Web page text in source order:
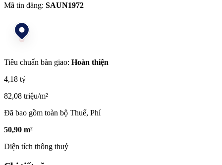
Mã tin đăng: SAUN1972
Tiêu chuẩn bàn giao: Hoàn thiện
4,18 tỷ
82,08 triệu/m²
Đã bao gồm toàn bộ Thuế, Phí
50,90 m²
Diện tích thông thuỷ